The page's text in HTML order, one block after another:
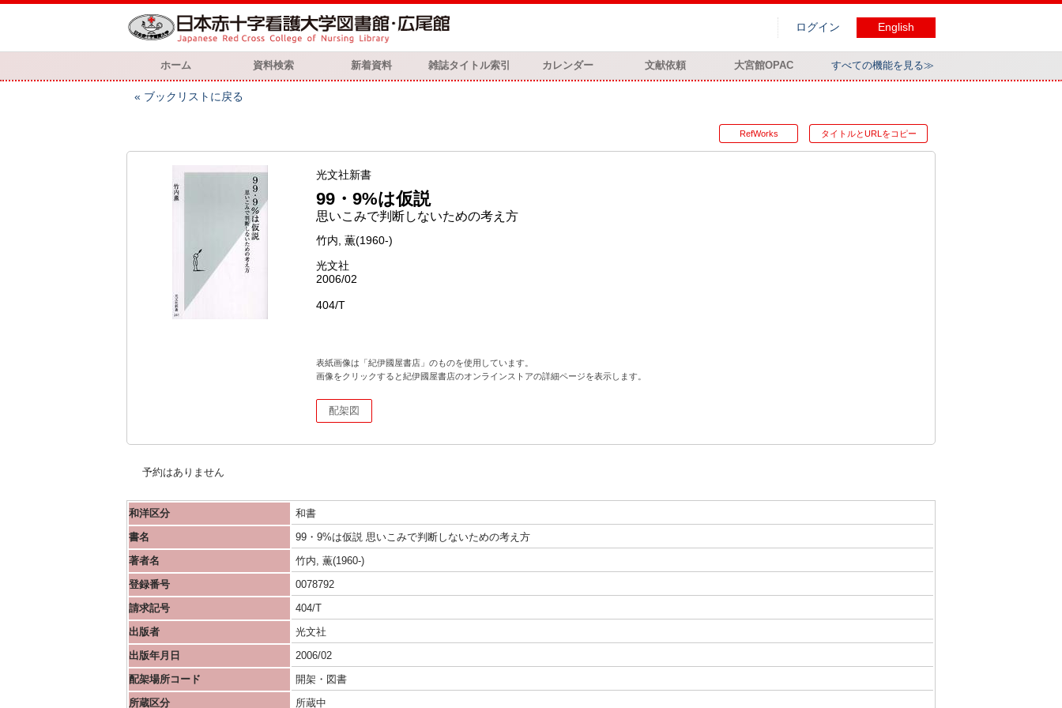
ログイン English
ホーム 資料検索 新着資料 雑誌タイトル索引 カレンダー 文献依頼 大宮館OPAC すべての機能を見る≫
ブックリストに戻る
RefWorks タイトルとURLをコピー
光文社新書
99・9%は仮説
思いこみで判断しないための考え方
竹内, 薫(1960-)
光文社
2006/02
404/T
表紙画像は「紀伊國屋書店」のものを使用しています。
画像をクリックすると紀伊國屋書店のオンラインストアの詳細ページを表示します。
配架図
予約はありません
和洋区分
和書
書名
99・9%は仮説 思いこみで判断しないための考え方
著者名
竹内, 薫(1960-)
登録番号
0078792
請求記号
404/T
出版者
光文社
出版年月日
2006/02
配架場所コード
開架・図書
所蔵区分
所蔵中